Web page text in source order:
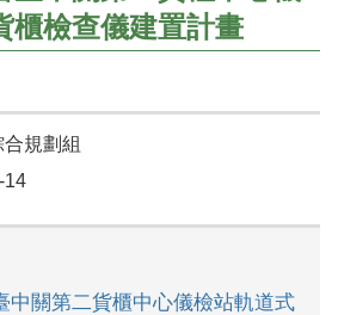
櫃檢查儀建置計畫
規劃組
14
中關第二貨櫃中心儀檢站軌道式